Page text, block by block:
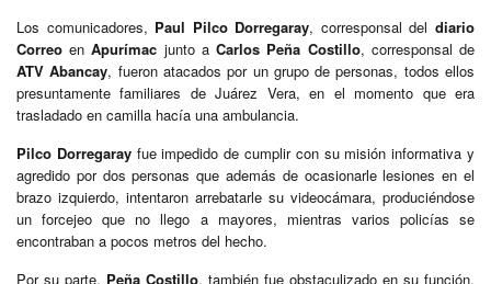
Los comunicadores, Paul Pilco Dorregaray, corresponsal deldiario
Correo enApurímac junto aCarlos Peña Costillo, corresponsal de
ATV Abancay, fueron atacados por un grupo de personas, todos ellos
presuntamente familiares de Juárez Vera, en el momento que era
trasladado en camilla hacía una ambulancia.
Pilco Dorregarayfue impedido de cumplir con su misión informativa y
agredido por dos personas que además de ocasionarle lesiones en el
brazo izquierdo, intentaron arrebatarle su videocámara, produciéndose
un forcejeo que no llego a mayores, mientras varios policías se
encontraban a pocos metros del hecho.
Por su parte, Peña Costillo, también fue obstaculizado en su función,